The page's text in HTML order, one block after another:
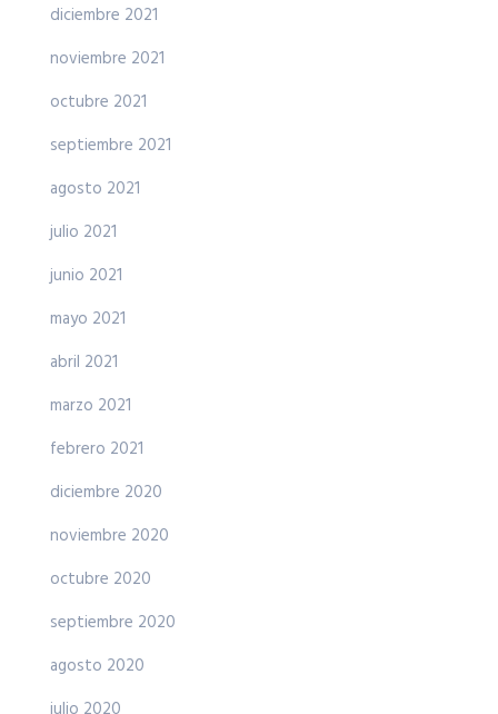
diciembre 2021
noviembre 2021
octubre 2021
septiembre 2021
agosto 2021
julio 2021
junio 2021
mayo 2021
abril 2021
marzo 2021
febrero 2021
diciembre 2020
noviembre 2020
octubre 2020
septiembre 2020
agosto 2020